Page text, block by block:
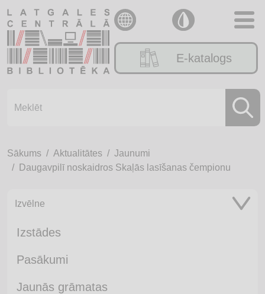
E-katalogs
Sākums Aktualitātes
Jaunumi
Daugavpilī noskaidros Skaļās lasīšanas čempionu
Izvēlne
Izstādes
Pasākumi
Jaunās grāmatas